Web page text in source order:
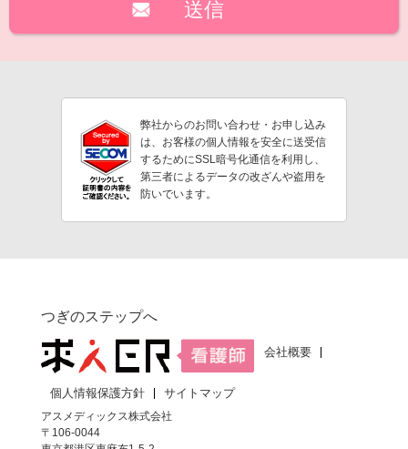
弊社からのお問い合わせ・お申し込み
は、お客様の個人情報を安全に送受信
するためにSSL暗号化通信を利用し、
第三者によるデータの改ざんや盗用を
防いでいます。
つぎのステップへ
会社概要
個人情報保護方針
サイトマップ
アスメディックス株式会社
〒106-0044